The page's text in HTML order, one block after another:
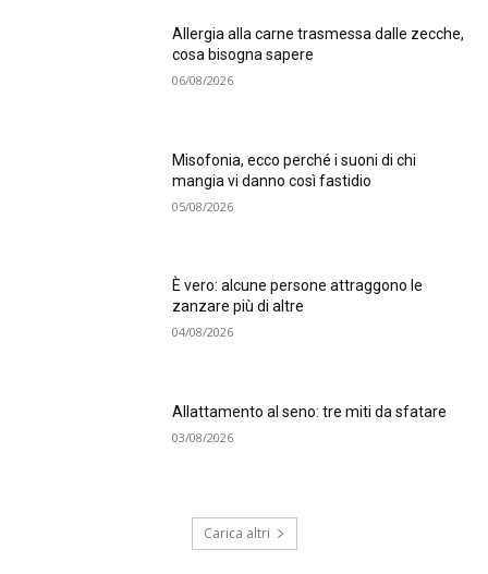
Allergia alla carne trasmessa dalle zecche,
cosa bisogna sapere
06/08/2026
Misofonia, ecco perché i suoni di chi
mangia vi danno così fastidio
05/08/2026
È vero: alcune persone attraggono le
zanzare più di altre
04/08/2026
Allattamento al seno: tre miti da sfatare
03/08/2026
Carica altri